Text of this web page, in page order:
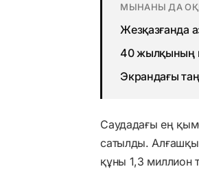
МЫНАНЫ ДА
Жезқазғанда
40 жылқының
Экрандағы
Саудадағы ең
сатылды.
құны 1,3 миллион